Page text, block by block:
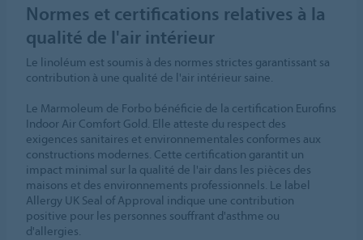
Normes et certifications relatives à la
qualité de l'air intérieur
Le linoléum est soumis à des normes strictes garantissant sa
contribution à une qualité de l'air intérieur saine.
Le Marmoleum de Forbo bénéficie de la certification Eurofins
Indoor Air Comfort Gold. Elle atteste du respect des
exigences sanitaires et environnementales conformes aux
constructions modernes. Cette certification garantit un
impact minimal sur la qualité de l'air dans les pièces des
maisons et des environnements professionnels. Le label
Allergy UK Seal of Approval indique une contribution
positive pour les personnes souffrant d'asthme ou
d'allergies. ​